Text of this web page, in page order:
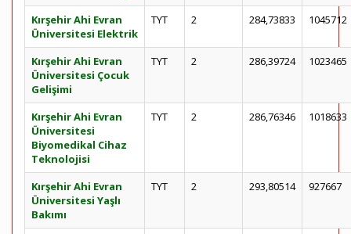
Kırşehir Ahi Evran
Üniversitesi Elektrik
TYT 2 284,73833 1045712
Kırşehir Ahi Evran
Üniversitesi Çocuk
Gelişimi
TYT 2 286,39724 1023465
Kırşehir Ahi Evran
Üniversitesi
Biyomedikal Cihaz
Teknolojisi
TYT 2 286,76346 1018633
Kırşehir Ahi Evran
Üniversitesi Yaşlı
Bakımı
TYT 2 293,80514 927667